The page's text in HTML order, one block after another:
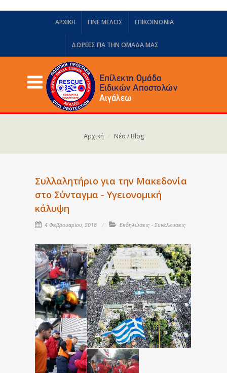
ΑΡΧΙΚΗ ΓΙΝΕ ΜΕΛΟΣ ΕΠΙΚΟΙΝΩΝΙΑ
ΔΩΡΕΈΣ ΓΙΑ ΤΗΝ ΟΜΆΔΑ ΜΑΣ
Αρχική Νέα / Blog
Συλλαλητήριο για την Μακεδονία
στο Σύνταγμα - Υγειονομική
κάλυψη
4 Φεβρουαρίου, 2018 Εκδηλώσεις - Συνελεύσεις